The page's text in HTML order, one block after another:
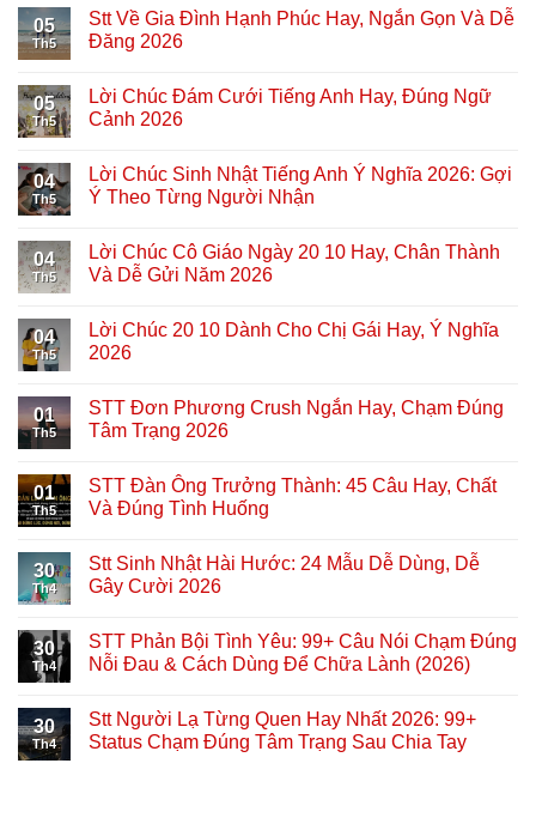
05
Th5
Stt Về Gia Đình Hạnh Phúc Hay, Ngắn Gọn Và Dễ
Đăng 2026
05
Th5
Lời Chúc Đám Cưới Tiếng Anh Hay, Đúng Ngữ
Cảnh 2026
04
Th5
Lời Chúc Sinh Nhật Tiếng Anh Ý Nghĩa 2026: Gợi
Ý Theo Từng Người Nhận
04
Th5
Lời Chúc Cô Giáo Ngày 20 10 Hay, Chân Thành
Và Dễ Gửi Năm 2026
04
Th5
Lời Chúc 20 10 Dành Cho Chị Gái Hay, Ý Nghĩa
2026
01
Th5
STT Đơn Phương Crush Ngắn Hay, Chạm Đúng
Tâm Trạng 2026
01
Th5
STT Đàn Ông Trưởng Thành: 45 Câu Hay, Chất
Và Đúng Tình Huống
30
Th4
Stt Sinh Nhật Hài Hước: 24 Mẫu Dễ Dùng, Dễ
Gây Cười 2026
30
Th4
STT Phản Bội Tình Yêu: 99+ Câu Nói Chạm Đúng
Nỗi Đau & Cách Dùng Để Chữa Lành (2026)
30
Th4
Stt Người Lạ Từng Quen Hay Nhất 2026: 99+
Status Chạm Đúng Tâm Trạng Sau Chia Tay